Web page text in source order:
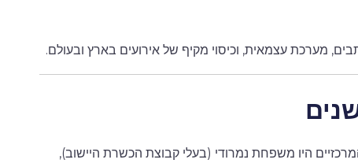
היו משפחת נמרודי (בעלי קבוצת הכשרת היישוב),